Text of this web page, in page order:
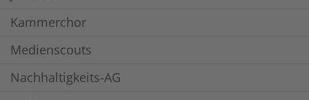
Kammerchor
Medienscouts
Nachhaltigkeits-AG